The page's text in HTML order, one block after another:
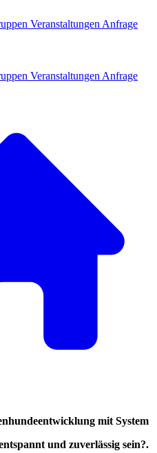
Veranstaltungen Anfrage
Veranstaltungen Anfrage
mit System
und zuverlässig sein?.